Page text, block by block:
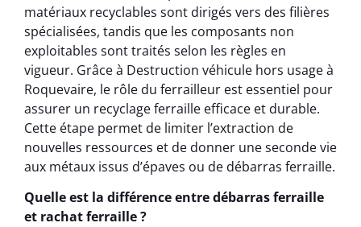
matériaux recyclables sont dirigés vers des filières
spécialisées, tandis que les composants non
exploitables sont traités selon les règles en
vigueur. Grâce à Destruction véhicule hors usage à
Roquevaire, le rôle du ferrailleur est essentiel pour
assurer un recyclage ferraille efficace et durable.
Cette étape permet de limiter l’extraction de
nouvelles ressources et de donner une seconde vie
aux métaux issus d’épaves ou de débarras ferraille.
Quelle est la différence entre débarras ferraille
et rachat ferraille ?